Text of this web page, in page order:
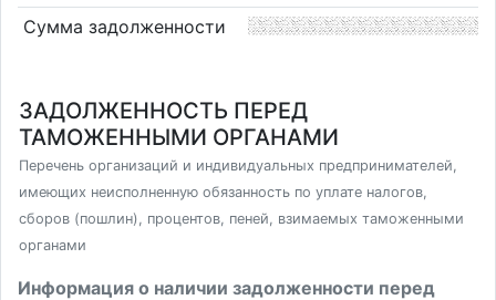
Сумма задолженности
ЗАДОЛЖЕННОСТЬ ПЕРЕД
ТАМОЖЕННЫМИ ОРГАНАМИ
Перечень организаций и индивидуальных предпринимателей,
имеющих неисполненную обязанность по уплате налогов,
сборов (пошлин), процентов, пеней, взимаемых таможенными
органами
Информация о наличии задолженности перед